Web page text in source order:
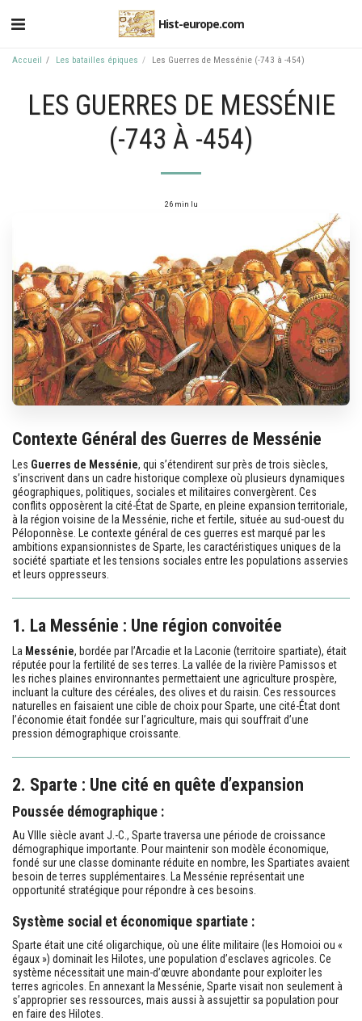
Hist-europe.com
Accueil Les batailles épiques Les Guerres de Messénie (-743 à -454)
LES GUERRES DE MESSÉNIE
(-743 À -454)
26 min lu
Contexte Général des Guerres de Messénie
Les Guerres de Messénie, qui s’étendirent sur près de trois siècles,
s’inscrivent dans un cadre historique complexe où plusieurs dynamiques
géographiques, politiques, sociales et militaires convergèrent. Ces
conflits opposèrent la cité-État de Sparte, en pleine expansion territoriale,
à la région voisine de la Messénie, riche et fertile, située au sud-ouest du
Péloponnèse. Le contexte général de ces guerres est marqué par les
ambitions expansionnistes de Sparte, les caractéristiques uniques de la
société spartiate et les tensions sociales entre les populations asservies
et leurs oppresseurs.
1. La Messénie : Une région convoitée
La Messénie, bordée par l’Arcadie et la Laconie (territoire spartiate), était
réputée pour la fertilité de ses terres. La vallée de la rivière Pamissos et
les riches plaines environnantes permettaient une agriculture prospère,
incluant la culture des céréales, des olives et du raisin. Ces ressources
naturelles en faisaient une cible de choix pour Sparte, une cité-État dont
l’économie était fondée sur l’agriculture, mais qui souffrait d’une
pression démographique croissante.
2. Sparte : Une cité en quête d’expansion
Poussée démographique :
Au VIIIe siècle avant J.-C., Sparte traversa une période de croissance
démographique importante. Pour maintenir son modèle économique,
fondé sur une classe dominante réduite en nombre, les Spartiates avaient
besoin de terres supplémentaires. La Messénie représentait une
opportunité stratégique pour répondre à ces besoins.
Système social et économique spartiate :
Sparte était une cité oligarchique, où une élite militaire (les Homoioi ou «
égaux ») dominait les Hilotes, une population d’esclaves agricoles. Ce
système nécessitait une main-d’œuvre abondante pour exploiter les
terres agricoles. En annexant la Messénie, Sparte visait non seulement à
s’approprier ses ressources, mais aussi à assujettir sa population pour
en faire des Hilotes.